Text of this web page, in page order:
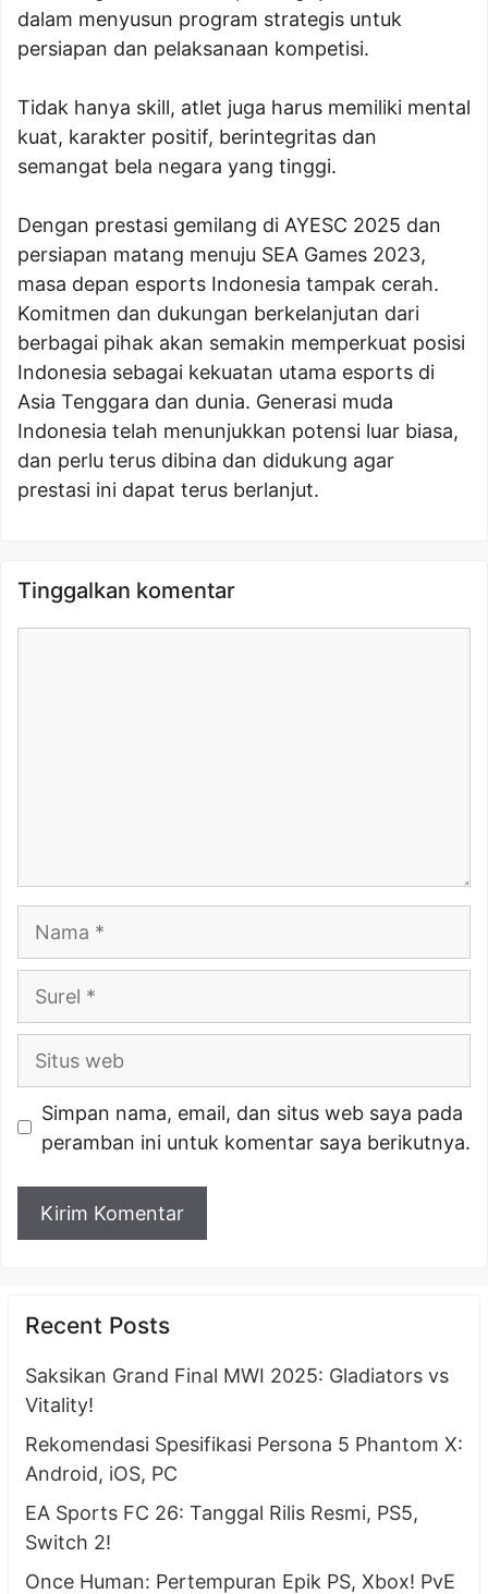
dalam menyusun program strategis untuk
persiapan dan pelaksanaan kompetisi.
Tidak hanya skill, atlet juga harus memiliki mental
kuat, karakter positif, berintegritas dan
semangat bela negara yang tinggi.
Dengan prestasi gemilang di AYESC 2025 dan
persiapan matang menuju SEA Games 2023,
masa depan esports Indonesia tampak cerah.
Komitmen dan dukungan berkelanjutan dari
berbagai pihak akan semakin memperkuat posisi
Indonesia sebagai kekuatan utama esports di
Asia Tenggara dan dunia. Generasi muda
Indonesia telah menunjukkan potensi luar biasa,
dan perlu terus dibina dan didukung agar
prestasi ini dapat terus berlanjut.
Tinggalkan komentar
Surel
Situs
Simpan nama, email, dan situs web saya pada
peramban ini untuk komentar saya berikutnya.
Recent Posts
Saksikan Grand Final MWI 2025: Gladiators vs
Vitality!
Rekomendasi Spesifikasi Persona 5 Phantom X:
Android, iOS, PC
EA Sports FC 26: Tanggal Rilis Resmi, PS5,
Switch 2!
Once Human: Pertempuran Epik PS, Xbox! PvE